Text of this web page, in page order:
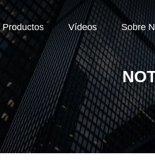
Productos Vídeos Sobre